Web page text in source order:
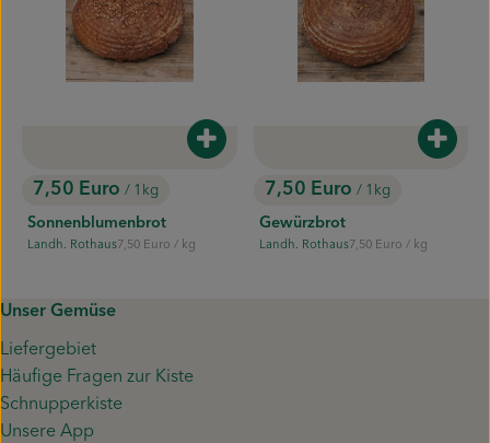
, Preis:
7,50 Euro / 1kg
Sonnenblumenbrot
Landh. Rothaus, Referenzpreis:
7,50 Euro / kg
Produkt zum Warenkorb hinzufügen
, Preis:
7,50 Euro / 1kg
Gewürzbrot
Landh. Rothaus, Referenzpreis:
7,50 Euro / kg
Unser Gemüse
Liefergebiet
Häufige Fragen zur Kiste
Schnupperkiste
Unsere App